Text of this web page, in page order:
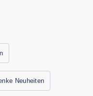
Shop für Geschenke.
die den
Erlebnis, um
zu teilen, die
und Rabattaktionen
Gutscheine.codes.
Neuheiten